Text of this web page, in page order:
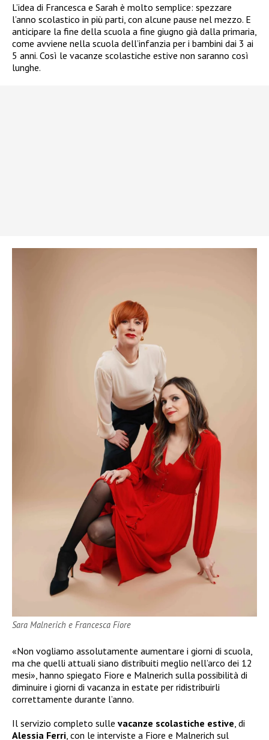
L’idea di Francesca e Sarah è molto semplice: spezzare
l’anno scolastico in più parti, con alcune pause nel mezzo. E
anticipare la fine della scuola a fine giugno già dalla primaria,
come avviene nella scuola dell’infanzia per i bambini dai 3 ai
5 anni. Così le vacanze scolastiche estive non saranno così
lunghe.
Sara Malnerich e Francesca Fiore
«Non vogliamo assolutamente aumentare i giorni di scuola,
ma che quelli attuali siano distribuiti meglio nell’arco dei 12
mesi», hanno spiegato Fiore e Malnerich sulla possibilità di
diminuire i giorni di vacanza in estate per ridistribuirli
correttamente durante l’anno.
Il servizio completo sulle vacanze scolastiche estive , di
Alessia Ferri , con le interviste a Fiore e Malnerich sul